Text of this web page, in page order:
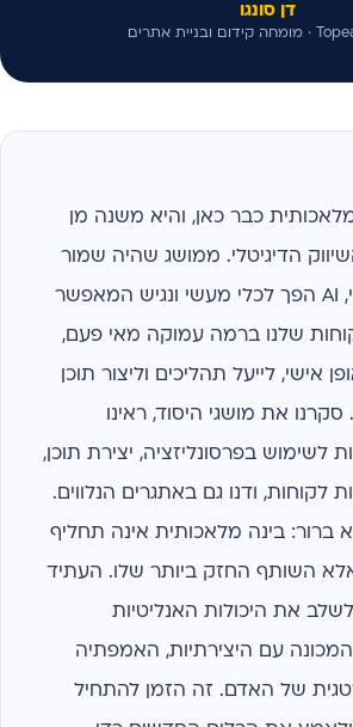
דן סונגו
כבר כאן, והיא משנה מן
הדיגיטלי. ממושג שהיה שמור
לסרטי מדע בדיוני, AI הפך לכלי מעשי ונגיש המאפשר
שלנו ברמה עמוקה מאי פעם,
אישי, לייעל תהליכים וליצור תוכן
סקרנו את מושגי היסוד, ראינו
לשימוש בפרסונליזציה, יצירת תוכן,
לקוחות, ודנו גם באתגרים הנלווים.
ברור: בינה מלאכותית אינה תחליף
השותף החזק ביותר שלו. העתיד
את היכולות האנליטיות
עם היצירתיות, האמפתיה
של האדם. זה הזמן להתחיל